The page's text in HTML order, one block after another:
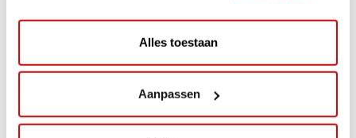
Alles toestaan
Aanpassen
ViaAVIA Super Deal: 20% korting bij
ViaLuxury Hotels
ViaAVIA Super Deal: €25 korting bij ViaLuxury Hotels